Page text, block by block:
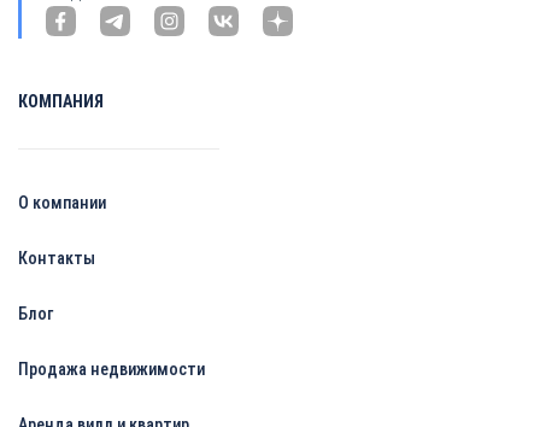
КОМПАНИЯ
О компании
Контакты
Блог
Продажа недвижимости